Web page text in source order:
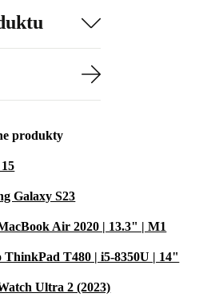
produkty
Galaxy S23
Air 2020 | 13.3" | M1
ThinkPad T480 | i5-8350U | 14"
Ultra 2 (2023)